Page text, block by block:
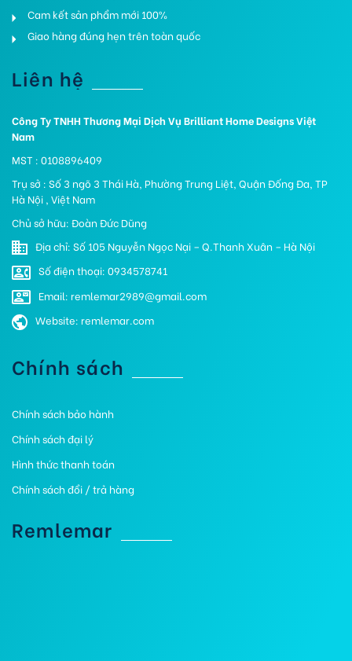
Cam kết sản phẩm mới 100%
Giao hàng đúng hẹn trên toàn quốc
Liên hệ
Công Ty TNHH Thương Mại Dịch Vụ Brilliant Home Designs Việt
Nam
MST : 0108896409
Trụ sở : Số 3 ngõ 3 Thái Hà, Phường Trung Liệt, Quận Đống Đa, TP
Hà Nội , Việt Nam
Chủ sở hữu: Đoàn Đức Dũng
Địa chỉ: Số 105 Nguyễn Ngọc Nại – Q.Thanh Xuân – Hà Nội
Số điện thoại: 0934578741
Email: remlemar2989@gmail.com
Website: remlemar.com
Chính sách
Chính sách bảo hành
Chính sách đại lý
Hình thức thanh toán
Chính sách đổi / trả hàng
Remlemar